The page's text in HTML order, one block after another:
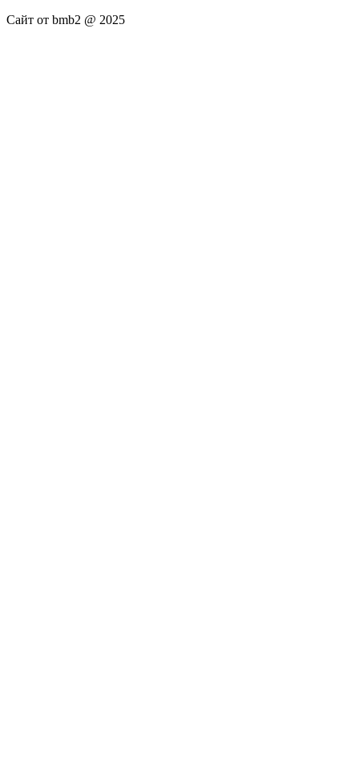
Сайт от bmb2 @ 2025